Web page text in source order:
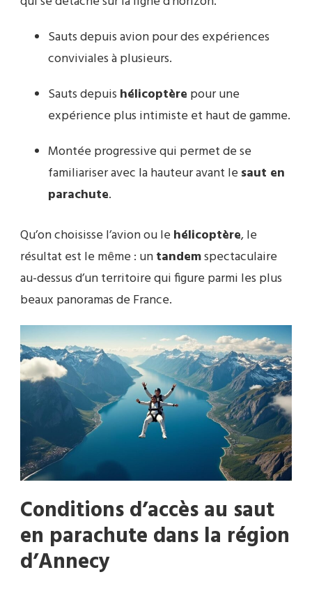
Sauts depuis avion pour des expériences
conviviales à plusieurs.
Sauts depuis hélicoptère pour une
expérience plus intimiste et haut de gamme.
Montée progressive qui permet de se
familiariser avec la hauteur avant le saut en
parachute.
Qu’on choisisse l’avion ou le hélicoptère, le
résultat est le même : untandemspectaculaire
au-dessus d’un territoire qui figure parmi les plus
beaux panoramas de France.
Conditions d’accès au saut
en parachute dans la région
d’Annecy